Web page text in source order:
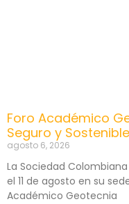
Foro Académico
Seguro y Sostenible
agosto 6, 2026
La Sociedad
el 11 de agosto en su
Académico Geotecnia